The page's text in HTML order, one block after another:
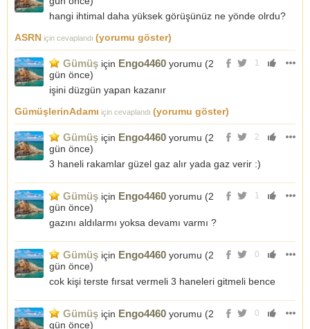
hangi ihtimal daha yüksek görüşünüz ne yönde olrdu?
ASRN için cevaplandı (yorumu göster)
1
Gümüş için Engo4460 yorumu (2
gün önce)
işini düzgün yapan kazanır
GümüşlerinAdamı için cevaplandı (yorumu göster)
2
Gümüş için Engo4460 yorumu (2
gün önce)
3 haneli rakamlar güzel gaz alır yada gaz verir :)
1
Gümüş için Engo4460 yorumu (2
gün önce)
gazını aldılarmı yoksa devamı varmı ?
0
Gümüş için Engo4460 yorumu (2
gün önce)
cok kişi terste fırsat vermeli 3 haneleri gitmeli bence
0
Gümüş için Engo4460 yorumu (2
gün önce)